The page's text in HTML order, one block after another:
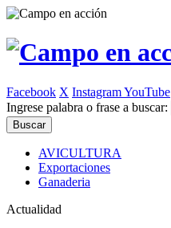
Facebook X InstagramYouTube
Ingrese palabra o frase a buscar:
AVICULTURA
Exportaciones
Ganaderia
Actualidad